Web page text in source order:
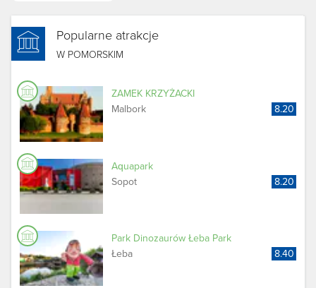
Popularne atrakcje
W POMORSKIM
ZAMEK KRZYŻACKI
Malbork
8.20
Aquapark
Sopot
8.20
Park Dinozaurów Łeba Park
Łeba
8.40